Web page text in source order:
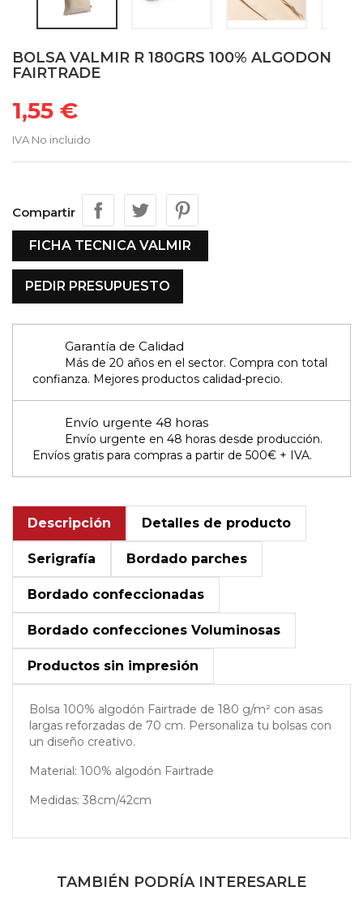
BOLSA VALMIR R 180GRS 100% ALGODON
FAIRTRADE
1,55 €
IVA No incluido
Compartir
FICHA TECNICA VALMIR
PEDIR PRESUPUESTO
Garantía de Calidad
Más de 20 años en el sector. Compra con total
confianza. Mejores productos calidad-precio.
Envío urgente 48 horas
Envío urgente en 48 horas desde producción.
Envíos gratis para compras a partir de 500€ + IVA.
Descripción Detalles de producto
Serigrafía Bordado parches
Bordado confeccionadas
Bordado confecciones Voluminosas
Productos sin impresión
Bolsa 100% algodón Fairtrade de 180 g/m² con asas
largas reforzadas de 70 cm. Personaliza tu bolsas con
un diseño creativo.
Material: 100% algodón Fairtrade
Medidas: 38cm/42cm
TAMBIÉN PODRÍA INTERESARLE